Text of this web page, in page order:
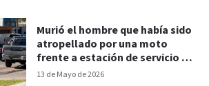
13 de Mayo de 2026
Murió el hombre que había sido
atropellado por una moto
frente a estación de servicio en
Paraná